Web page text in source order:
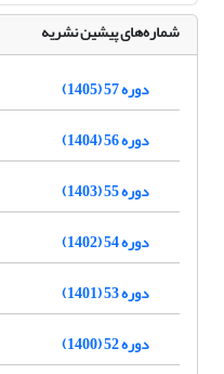
شماره‌های پیشین نشریه
دوره 57 (1405)
دوره 56 (1404)
دوره 55 (1403)
دوره 54 (1402)
دوره 53 (1401)
دوره 52 (1400)